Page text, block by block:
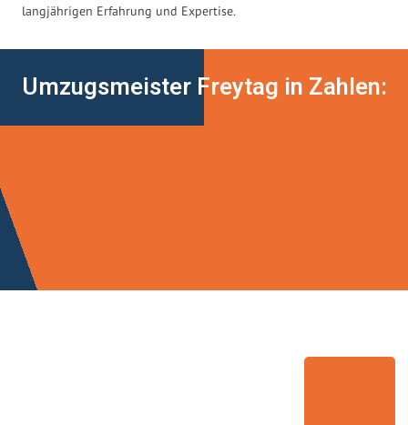
langjährigen Erfahrung und Expertise.
Umzugsmeister Freytag in Zahlen: